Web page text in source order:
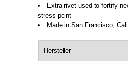
Extra rivet used to fortify
stress point
Made in San Francisco,
Hersteller